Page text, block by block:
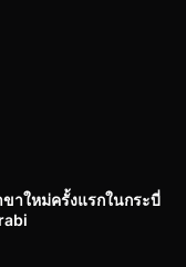
าใหม่ครั้งแรกในกระบี่